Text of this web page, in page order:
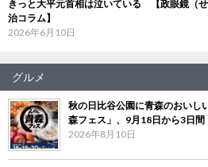
きっと大平元首相は泣いている 【政眼鏡（
治コラム】
2026年6月10日
グルメ
秋の日比谷公園に青森のおい
森フェス」、9月18日から3日間
2026年8月10日